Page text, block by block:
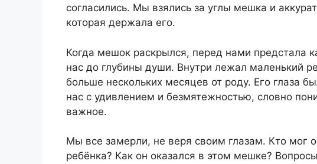
согласились. Мы взялись за углы мешка и
которая держала его.
Когда мешок раскрылся, перед нами предстала
нас до глубины души. Внутри лежал маленький
больше нескольких месяцев от роду. Его глаза
нас с удивлением и безмятежностью, словно
важное.
Мы все замерли, не веря своим глазам. Кто мог
ребёнка? Как он оказался в этом мешке?